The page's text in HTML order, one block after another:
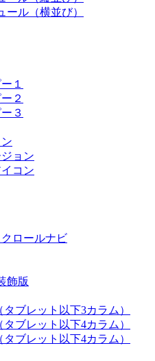
ール（横並び）
１
２
３
ョン
コン
ロールナビ
飾版
ブレット以下3カラム）
ブレット以下4カラム）
ブレット以下4カラム）